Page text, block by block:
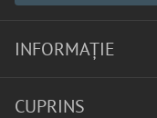
INFORMAȚIE
CUPRINS